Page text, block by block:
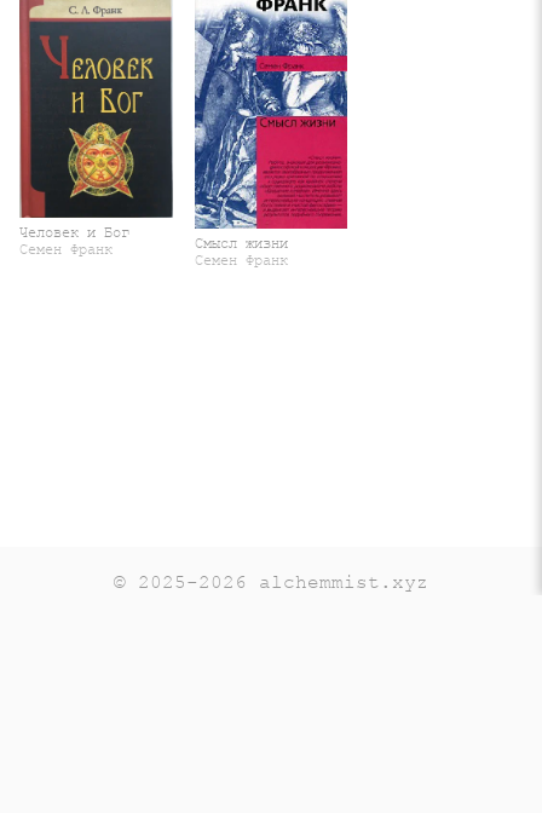
Человек и Бог
Семен Франк
Смысл жизни
Семен Франк
© 2025-2026 alchemmist.xyz